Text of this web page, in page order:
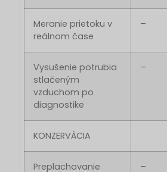
Meranie prietoku v
reálnom čase
–
Vysušenie potrubia
stlačeným
vzduchom po
diagnostike
–
KONZERVÁCIA
Preplachovanie –